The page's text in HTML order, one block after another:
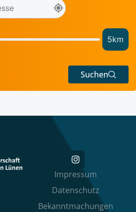
5km
Suchen
Impressum
Datenschutz
Bekanntmachungen